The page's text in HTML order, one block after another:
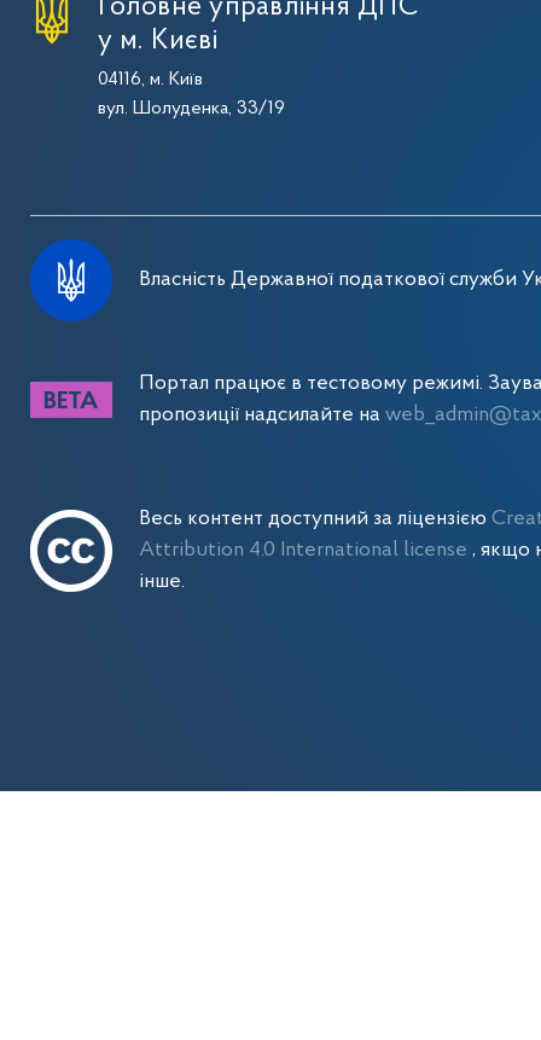
Головне управління ДПС
у м. Києві
04116, м. Київ
вул. Шолуденка, 33/19
Власність Державної податкової служби
Портал працює в тестовому режимі.
пропозиції надсилайте на
Весь контент доступний за ліцензією
Attribution 4.0 International license , якщо
інше.